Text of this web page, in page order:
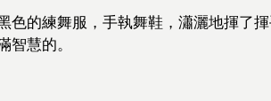
色的練舞服，手執舞鞋，瀟灑地揮了揮
智慧的。